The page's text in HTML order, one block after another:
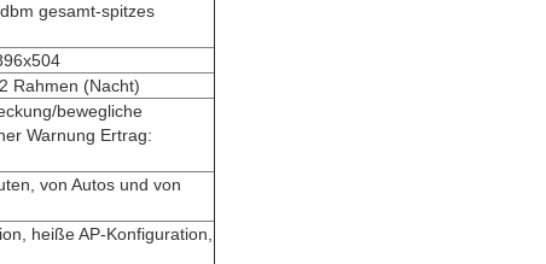
gesamt-spitzes
Rahmen (Nacht)
bewegliche
Warnung Ertrag:
von Autos und von
heiße AP-Konfiguration,